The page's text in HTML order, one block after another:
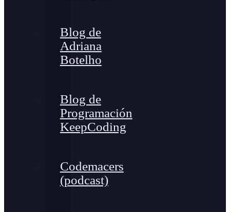
Blog de
Adriana
Botelho
Blog de
Programación
KeepCoding
Codemacers
(podcast)